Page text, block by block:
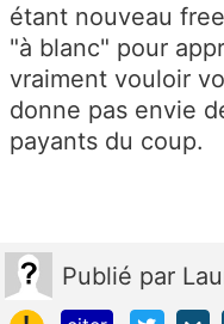
étant nouveau
"à blanc" pour
vraiment vouloir
donne pas envie
payants du coup.
Publié par